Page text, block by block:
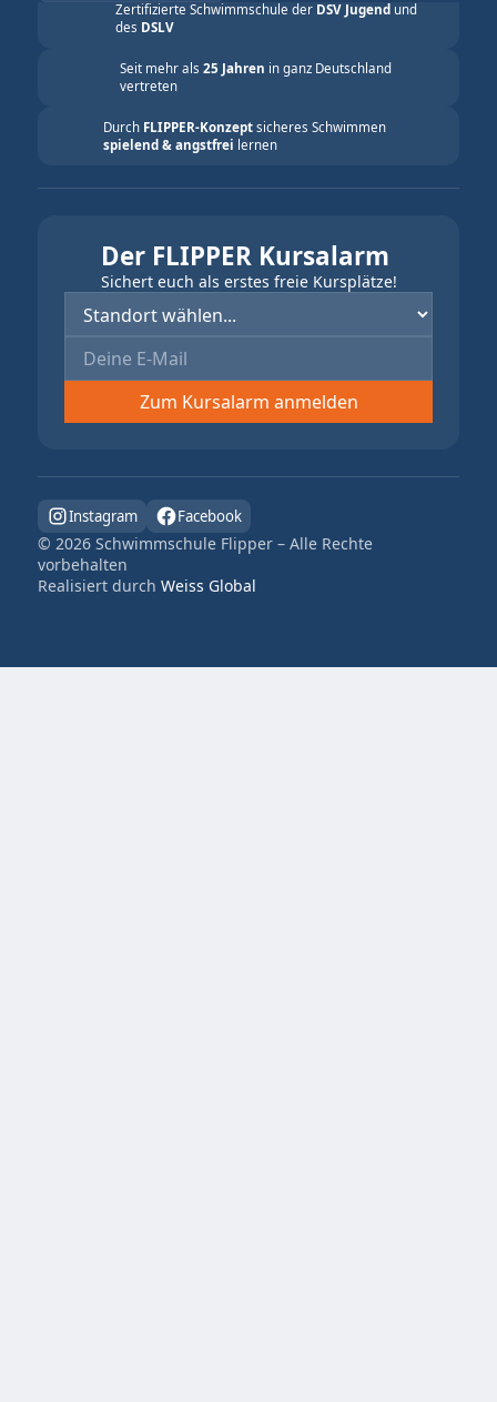
Zertifizierte Schwimmschule der DSV Jugend und
des DSLV
Seit mehr als25 Jahren in ganz Deutschland
vertreten
Durch FLIPPER-Konzept sicheres Schwimmen
spielend & angstfrei lernen
Der FLIPPER Kursalarm
Sichert euch als erstes freie Kursplätze!
© 2026Schwimmschule Flipper – Alle Rechte
vorbehalten
Realisiert durch Weiss Global
Instagram Facebook